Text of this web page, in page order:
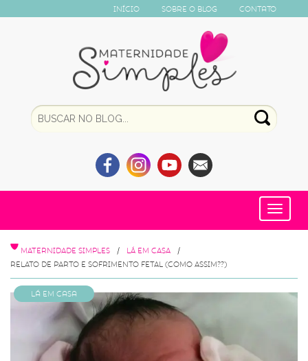
Início Sobre o Blog Contato
Toggle
MATERNIDADE SIMPLES
LÁ EM CASA
RELATO DE PARTO E SOFRIMENTO FETAL (COMO ASSIM??)
Lá em Casa